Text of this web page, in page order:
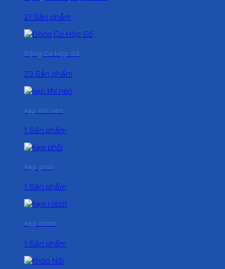
21 Sản phẩm
Động Cơ Hộp Số
23 Sản phẩm
kẹp khí nén
1 Sản phẩm
Kẹp phôi
1 Sản phẩm
Kẹp robot
1 Sản phẩm